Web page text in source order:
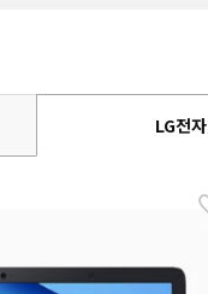
LG전자